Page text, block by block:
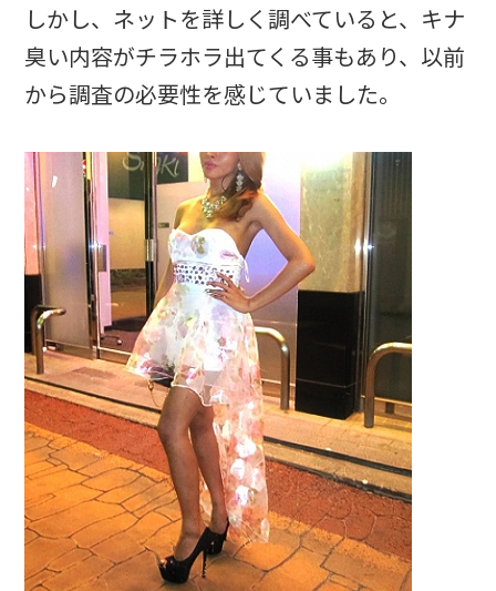
しかし、ネットを詳しく調べていると、キナ
臭い内容がチラホラ出てくる事もあり、以前
から調査の必要性を感じていました。